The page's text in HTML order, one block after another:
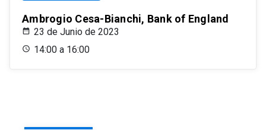
Ambrogio Cesa-Bianchi, Bank of England
23 de Junio de 2023
14:00 a 16:00